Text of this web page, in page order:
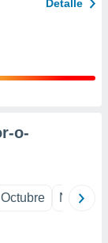
Detalle
o-
Octubre